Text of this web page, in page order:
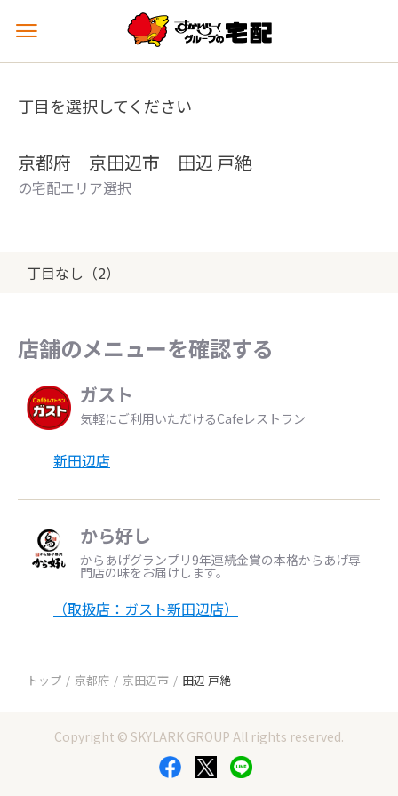
メ
ュ
を
丁目を選択してください
京都府 京田辺市 田辺 戸絶
の宅配エリア選択
丁目なし（2）
店舗のメニューを確認する
ガスト
気軽にご利用いただけるCafeレストラン
新田辺店
から好し
からあげグランプリ9年連続金賞の本格からあげ専
門店の味をお届けします。
（取扱店：ガスト新田辺店）
トップ 京都府 京田辺市 田辺 戸絶
Copyright © SKYLARK GROUP All rights reserved.